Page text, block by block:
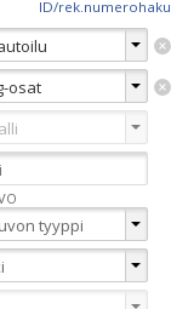
ID/rek.numerohaku